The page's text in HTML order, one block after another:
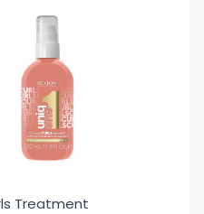
Treatment